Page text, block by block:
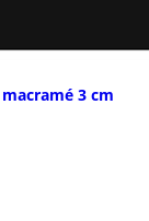
3 cm